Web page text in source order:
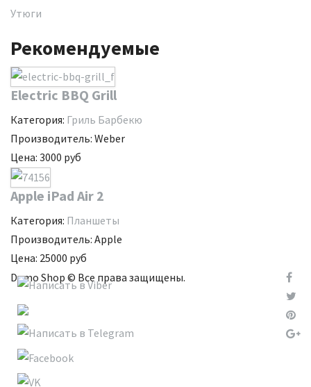
Утюги
Рекомендуемые
Electric BBQ Grill
Категория: Гриль Барбекю
Производитель: Weber
Цена: 3000 руб
Apple iPad Air 2
Категория: Планшеты
Производитель: Apple
Цена: 25000 руб
Demo Shop © Все права защищены.